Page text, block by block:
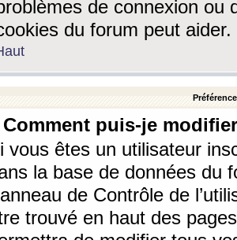
de connexion ou
du forum peut aider.
Comment puis-je
vous êtes un utilisateur
la base de données du
de Contrôle de
trouvé en haut des